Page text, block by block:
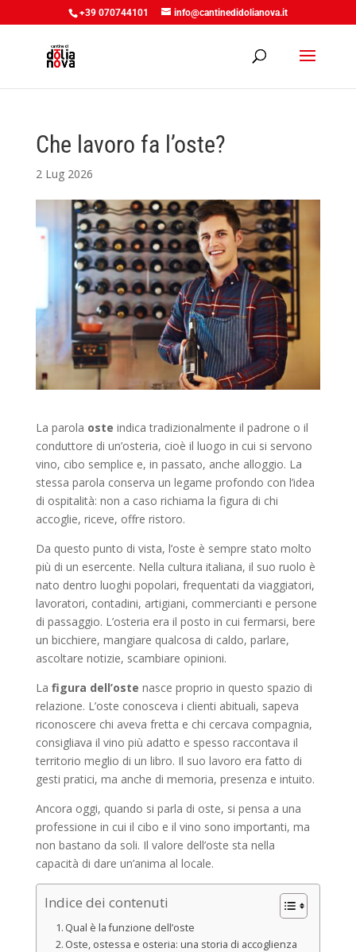
+39 070744101 info@cantinedidolianova.it
Che lavoro fa l’oste?
2 Lug 2026
La parola oste indica tradizionalmente il padrone o il
conduttore di un’osteria, cioè il luogo in cui si servono
vino, cibo semplice e, in passato, anche alloggio. La
stessa parola conserva un legame profondo con l’idea
di ospitalità: non a caso richiama la figura di chi
accoglie, riceve, offre ristoro.
Da questo punto di vista, l’oste è sempre stato molto
più di un esercente. Nella cultura italiana, il suo ruolo è
nato dentro luoghi popolari, frequentati da viaggiatori,
lavoratori, contadini, artigiani, commercianti e persone
di passaggio. L’osteria era il posto in cui fermarsi, bere
un bicchiere, mangiare qualcosa di caldo, parlare,
ascoltare notizie, scambiare opinioni.
La figura dell’oste nasce proprio in questo spazio di
relazione. L’oste conosceva i clienti abituali, sapeva
riconoscere chi aveva fretta e chi cercava compagnia,
consigliava il vino più adatto e spesso raccontava il
territorio meglio di un libro. Il suo lavoro era fatto di
gesti pratici, ma anche di memoria, presenza e intuito.
Ancora oggi, quando si parla di oste, si pensa a una
professione in cui il cibo e il vino sono importanti, ma
non bastano da soli. Il valore dell’oste sta nella
capacità di dare un’anima al locale.
Indice dei contenuti
Qual è la funzione dell’oste
Oste, ostessa e osteria: una storia di accoglienza